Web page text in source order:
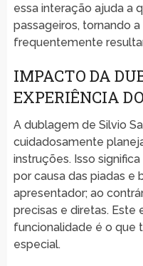
essa interação ajuda a
passageiros, tornando
frequentemente
IMPACTO DA
EXPERIÊNCIA
A dublagem de Silvio
cuidadosamente
instruções. Isso
por causa das piadas e
apresentador; ao
precisas e diretas. Este
funcionalidade é o que
especial.